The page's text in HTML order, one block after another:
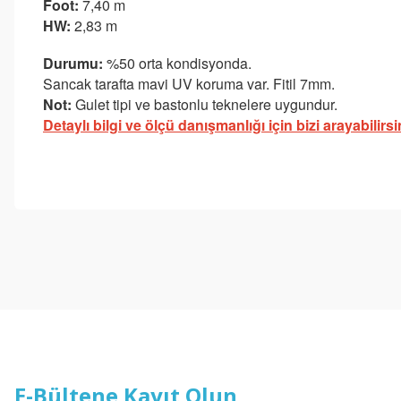
Foot: 7,40 m
HW: 2,83 m
Durumu: %50 orta kondisyonda.
Sancak tarafta mavi UV koruma var. Fitil 7mm.
Not: Gulet tipi ve bastonlu teknelere uygundur.
Detaylı bilgi ve ölçü danışmanlığı için bizi